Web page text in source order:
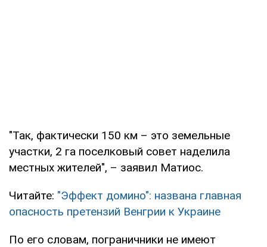
"Так, фактически 150 км – это земельные
участки, 2 га поселковый совет наделила
местных жителей", – заявил Матиос.
Читайте: "Эффект домино": названа главная
опасность претензий Венгрии к Украине
По его словам, пограничники не имеют